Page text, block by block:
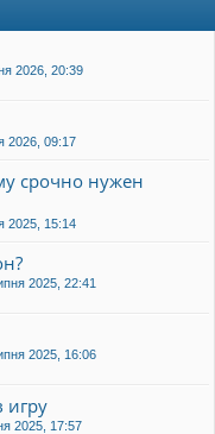
2026, 20:39
2026, 09:17
срочно нужен
2025, 15:14
2025, 22:41
2025, 16:06
игру
2025, 17:57